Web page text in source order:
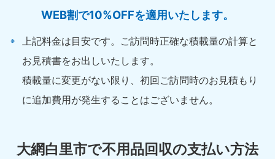
WEB割で10%OFFを適用いたします。
上記料金は目安です。ご訪問時正確な積載量の計算と
お見積書をお出しいたします。
積載量に変更がない限り、初回ご訪問時のお見積もり
に追加費用が発生することはございません。
大網白里市で不用品回収の支払い方法